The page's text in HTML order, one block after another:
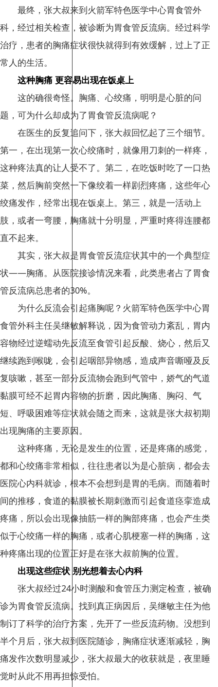
最终，张大叔来到火箭军特色医学中心胃食管外
科，经过相关检查，被诊断为胃食管反流病。经过科学
治疗，患者的胸痛症状很快就得到有效缓解，过上了正
常人的生活。
这种胸痛 更容易出现在饭桌上
这的确很奇怪。胸痛、心绞痛，明明是心脏的问
题，可为什么却成为了胃食管反流病呢？
在医生的反复追问下，张大叔回忆起了三个细节。
第一，在出现第一次心绞痛时，就像用刀刺的一样疼，
这种疼法真的让人受不了。第二，在吃饭时吃了一口热
菜，然后胸前突然一下像绞着一样剧烈疼痛，这些年心
绞痛发作，经常出现在饭桌上。第三，就是一活动上
肢，或者一弯腰，胸痛就十分明显，严重时疼得连腰都
直不起来。
其实，张大叔是胃食管反流症状其中的一个典型症
状——胸痛。从医院接诊情况来看，此类患者占了胃食
管反流病总患者的30%。
为什么反流会引起痛胸呢？火箭军特色医学中心胃
食管外科主任吴继敏解释说，因为食管动力紊乱，胃内
容物经过逆蠕动先反流至食管引起反酸、烧心，然后又
继续跑到喉咙，会引起咽部异物感，造成声音嘶哑及反
复咳嗽，甚至一部分反流物会跑到气管中，娇气的气道
黏膜可经不起胃内容物的折磨，因此胸痛、胸闷、气
短、呼吸困难等症状就会随之而来，这就是张大叔初期
出现胸痛的主要原因。
这种疼痛，无论是发生的位置，还是疼痛的感觉，
都和心绞痛非常相似，往往患者以为是心脏病，都会去
医院心内科就诊，根本不会想到是胃的毛病。而随着时
间的推移，食道的黏膜被长期刺激而引起食道痉挛造成
疼痛，所以会出现像抽筋一样的胸部疼痛，也会产生类
似于心绞痛一样的胸痛，或者心肌梗塞一样的胸痛，这
种疼痛出现的位置正好是在张大叔前胸的位置。
出现这些症状 别光想着去心内科
张大叔经过24小时测酸和食管压力测定检查，被确
诊为胃食管反流病。找到真正病因后，吴继敏主任为他
制订了科学的治疗方案，先开了一些反流药物。没想到
半个月后，张大叔到医院随诊，胸痛症状逐渐减轻，胸
痛发作次数明显减少，张大叔最大的收获就是，夜里睡
觉时从此不用再担惊受怕。